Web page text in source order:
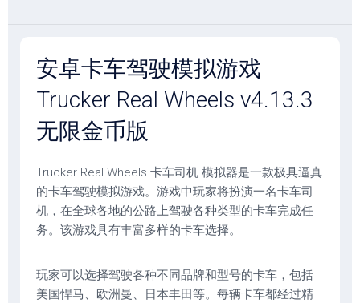
安卓卡车驾驶模拟游戏
Trucker Real Wheels v4.13.3
无限金币版
Trucker Real Wheels 卡车司机·模拟器是一款极具逼真
的卡车驾驶模拟游戏。游戏中玩家将扮演一名卡车司
机，在全球各地的公路上驾驶各种类型的卡车完成任
务。该游戏具有丰富多样的卡车选择。
玩家可以选择驾驶各种不同品牌和型号的卡车，包括
美国悍马、欧洲曼、日本丰田等。每辆卡车都经过精